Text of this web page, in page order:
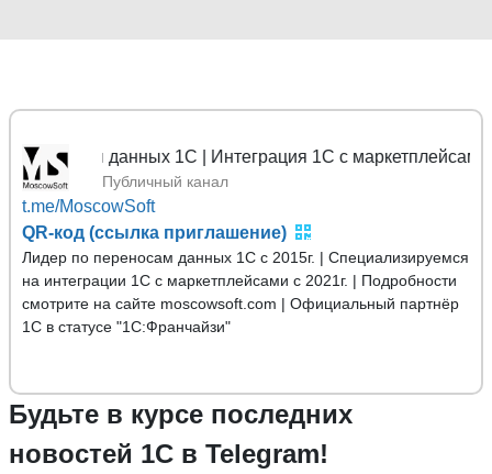
данных 1С | Интеграция 1С с маркетплейсами
Публичный канал
t.me/MoscowSoft
QR-код (ссылка приглашение)
Лидер по переносам данных 1С с 2015г. | Специализируемся
на интеграции 1С с маркетплейсами с 2021г. | Подробности
смотрите на сайте moscowsoft.com | Официальный партнёр
1С в статусе "1С:Франчайзи"
Будьте в курсе последних
новостей 1С в Telegram!